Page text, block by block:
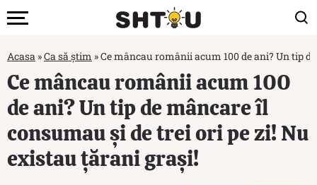
Acasa »Ca să știm »Ce mâncau românii acum 100 de ani? Un tip
Ce mâncau românii acum 100
de ani? Un tip de mâncare îl
consumau și de trei ori pe zi! Nu
existau țărani grași!